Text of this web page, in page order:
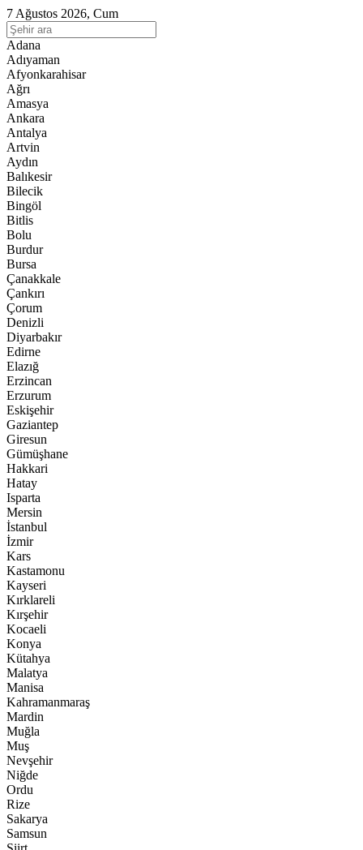
7 Ağustos 2026, Cum
Adana
Adıyaman
Afyonkarahisar
Ağrı
Amasya
Ankara
Antalya
Artvin
Aydın
Balıkesir
Bilecik
Bingöl
Bitlis
Bolu
Burdur
Bursa
Çanakkale
Çankırı
Çorum
Denizli
Diyarbakır
Edirne
Elazığ
Erzincan
Erzurum
Eskişehir
Gaziantep
Giresun
Gümüşhane
Hakkari
Hatay
Isparta
Mersin
İstanbul
İzmir
Kars
Kastamonu
Kayseri
Kırklareli
Kırşehir
Kocaeli
Konya
Kütahya
Malatya
Manisa
Kahramanmaraş
Mardin
Muğla
Muş
Nevşehir
Niğde
Ordu
Rize
Sakarya
Samsun